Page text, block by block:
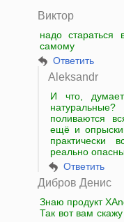
Виктор
надо стараться
самому
Ответить
Aleksandr
И что,
поливаются
ещё и
практически
реально
Ответить
Дибров Денис
Знаю продукт
Так вот вам